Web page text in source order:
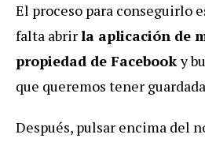
El proceso para conseguirlo
falta abrirla aplicación de
propiedad de Facebooky
que queremos tener
Después, pulsar encima del